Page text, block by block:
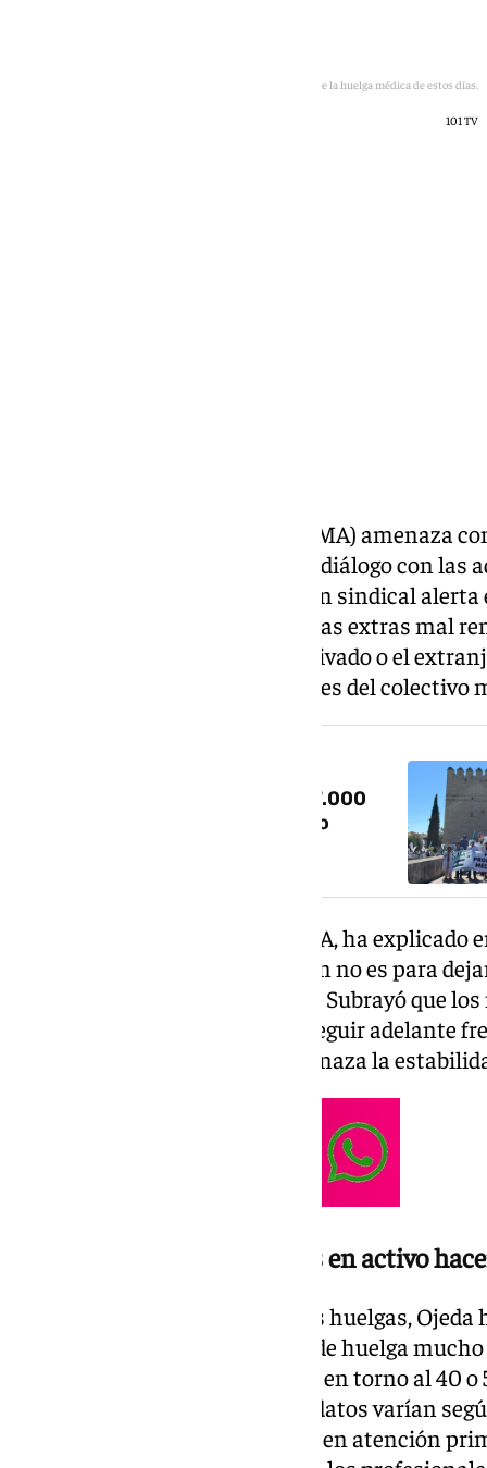
Imagen de la huelga médica de estos días.
101 TV
El Sindicato Médico Andaluz (SMA) amenaza
precariedad laboral y la falta de diálogo con
Estatuto Marco. La organización sindical
la sobrecarga de trabajo, las horas extras mal
profesionales hacia el sector privado o el
mejorar las condiciones laborales del colectivo
Huelga médica en Andalucía: 87.000
actos suspendidos y un impacto
Rafael Ojeda, presidente del SMA, ha explicado
101TV que la presión que reciben no es para
«convocar la huelga indefinida». Subrayó que
sino un firme compromiso de seguir adelante
laborales, un malestar que amenaza la
Más del 40 % de los médicos en activo
En cuanto al seguimiento de las huelgas,
difícil mantener seguimientos de huelga
semanas de huelga […] estamos en torno al 40
seguimiento de la huelga». Los datos varían
en grandes centros y más bajos en atención